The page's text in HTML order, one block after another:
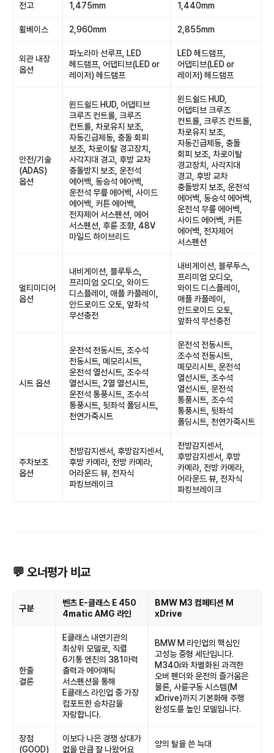
전고 1,475mm 1,440mm
휠베이스 2,960mm 2,855mm
외관 내장
옵션
파노라마 선루프, LED
헤드램프, 어댑티브(LED or
레이저) 헤드램프
LED 헤드램프,
어댑티브(LED or
레이저) 헤드램프
안전/기술
(ADAS)
옵션
윈드쉴드 HUD, 어댑티브
크루즈 컨트롤, 크루즈
컨트롤, 차로유지 보조,
자동긴급제동, 충돌 회피
보조, 차로이탈 경고장치,
사각지대 경고, 후방 교차
충돌방지 보조, 운전석
에어백, 동승석 에어백,
운전석 무릎 에어백, 사이드
에어백, 커튼 에어백,
전자제어 서스펜션, 에어
서스펜션, 후륜 조향, 48V
마일드 하이브리드
윈드쉴드 HUD,
어댑티브 크루즈
컨트롤, 크루즈 컨트롤,
차로유지 보조,
자동긴급제동, 충돌
회피 보조, 차로이탈
경고장치, 사각지대
경고, 후방 교차
충돌방지 보조, 운전석
에어백, 동승석 에어백,
운전석 무릎 에어백,
사이드 에어백, 커튼
에어백, 전자제어
서스펜션
멀티미디어
옵션
내비게이션, 블루투스,
프리미엄 오디오, 와이드
디스플레이, 애플 카플레이,
안드로이드 오토, 앞좌석
무선충전
내비게이션, 블루투스,
프리미엄 오디오,
와이드 디스플레이,
애플 카플레이,
안드로이드 오토,
앞좌석 무선충전
시트 옵션
운전석 전동시트, 조수석
전동시트, 메모리시트,
운전석 열선시트, 조수석
열선시트, 2열 열선시트,
운전석 통풍시트, 조수석
통풍시트, 뒷좌석 폴딩시트,
천연가죽시트
운전석 전동시트,
조수석 전동시트,
메모리시트, 운전석
열선시트, 조수석
열선시트, 운전석
통풍시트, 조수석
통풍시트, 뒷좌석
폴딩시트, 천연가죽시트
주차보조
옵션
전방감지센서, 후방감지센서,
후방 카메라, 전방 카메라,
어라운드 뷰, 전자식
파킹브레이크
전방감지센서,
후방감지센서, 후방
카메라, 전방 카메라,
어라운드 뷰, 전자식
파킹브레이크
💬 오너평가 비교
구분
벤츠 E-클래스 E 450
4matic AMG 라인
BMW M3 컴페티션 M
xDrive
한줄
결론
E클래스 내연기관의
최상위 모델로, 직렬
6기통 엔진의 381마력
출력과 에어매틱
서스펜션을 통해
E클래스 라인업 중 가장
컴포트한 승차감을
자랑합니다.
BMW M 라인업의 핵심인
고성능 중형 세단입니다.
M340i와 차별화된 과격한
오버 펜더와 운전의 즐거움은
물론, 사륜구동 시스템(M
xDrive)까지 기본화해 주행
완성도를 높인 모델입니다.
장점
(GOOD)
이보다 나은 경쟁 상대가
없을 만큼 잘 나왔어요
양의 탈을 쓴 늑대